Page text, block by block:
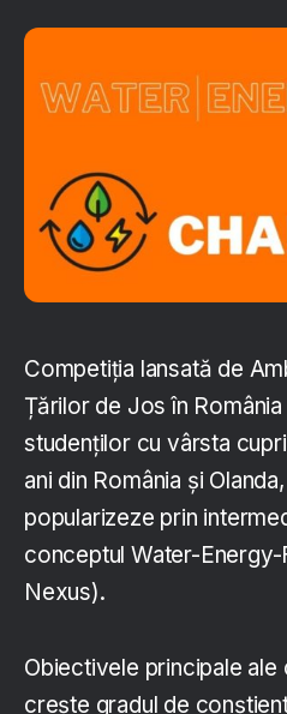
Competiția lansată de
Țărilor de Jos în
studenților cu vârsta
ani din România și
popularizeze prin
conceptul Water-
Nexus).
Obiectivele principale
crește gradul de